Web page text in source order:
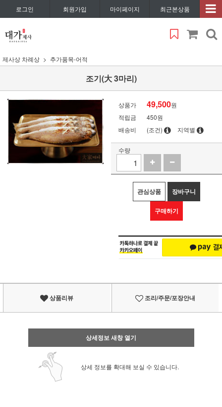
로그인 회원가입 마이페이지 최근본상품
제사상 차례상 추가품목-어적
조기(大 3마리)
상품가 49,500원
적립금
450원
배송비
(조건) 지역별
수량
관심상품 장바구니
구매하기
상품리뷰 조리/주문/포장안내
상세정보 새창 열기
상세 정보를 확대해 보실 수 있습니다.